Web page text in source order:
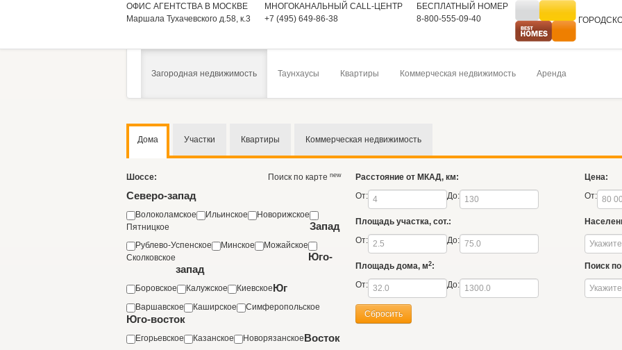
ОФИС АГЕНТСТВА В МОСКВЕ
Маршала Тухачевского д.58, к.3
МНОГОКАНАЛЬНЫЙ CALL-ЦЕНТР
+7 (495) 649-86-38
БЕСПЛАТНЫЙ НОМЕР
8-800-555-09-40
На главную
Загородная недвижимость Таунхаусы Квартиры Коммерческая недвижимость Аренда
Дома Участки Квартиры Коммерческая недвижимость
Шоссе: Поиск по карте new
Северо-запад
Волоколамское Ильинское
Новорижское
Пятницкое
Запад
Рублево-Успенское Минское
Можайское
Сколковское
Юго-
запад
Боровское Калужское КиевскоеЮг
Варшавское Каширское Симферопольское
Юго-восток
Егорьевское Казанское НоворязанскоеВосток
Расстояние от МКАД, км:
От:
До:
Площадь участка, сот.:
От:
До:
Площадь дома, м2:
От:
До:
Цена:
От:
Поиск